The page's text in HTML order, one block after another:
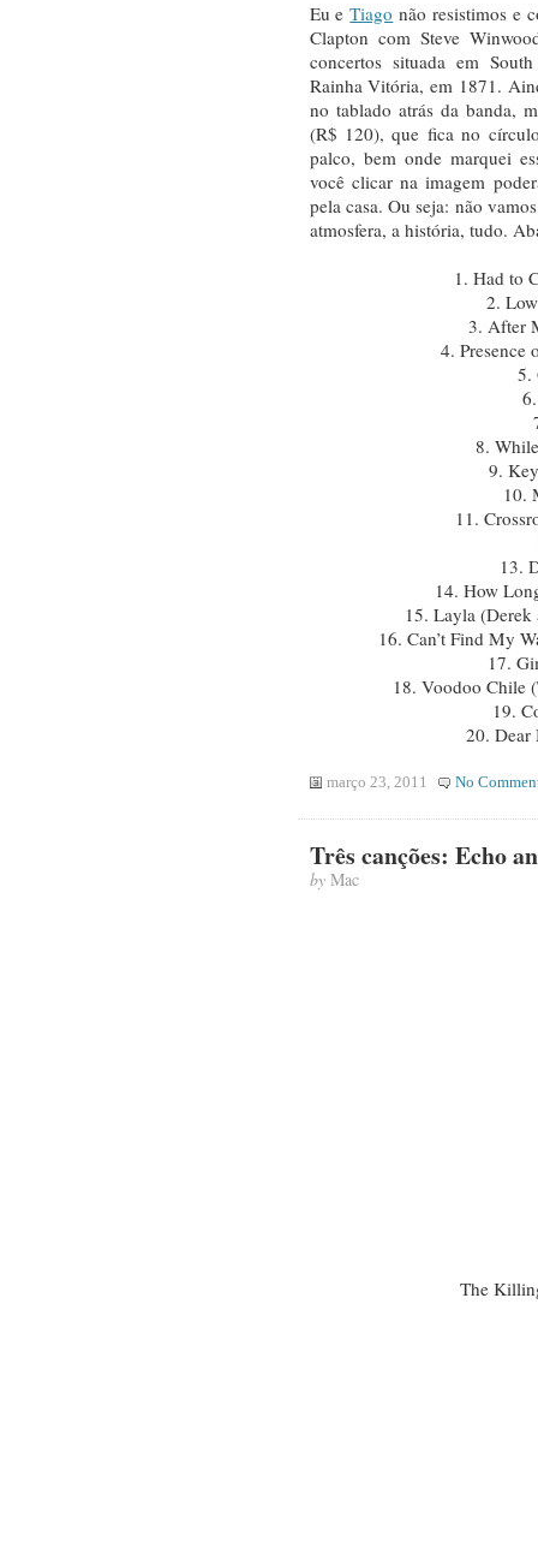
Eu eTiago não resistimos e
Clapton com Steve
concertos situada em
Rainha Vitória, em 1871.
no tablado atrás da banda,
(R$ 120), que fica no
palco, bem onde marquei
você clicar na imagem
pela casa. Ou seja: não
atmosfera, a história, tudo.
1. Had to
2.
3. After
4. Presence
5.
8.
9.
10.
11.
13.
14. How
15. Layla
16. Can’t Find My
17.
18. Voodoo Chile
19.
20. Dear
março 23, 2011 No
Três canções: Echo
byMac
The